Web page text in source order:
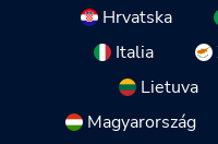
Hrvatska
Italia
Lietuva
Magyarország